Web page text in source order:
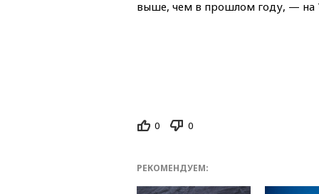
выше, чем в прошлом году, — на
0 0
РЕКОМЕНДУЕМ: